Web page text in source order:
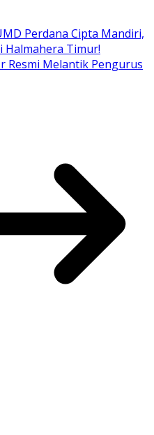
Perdana Cipta Mandiri,
Halmahera Timur!
Resmi Melantik Pengurus